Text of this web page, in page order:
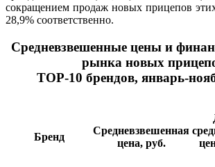
сокращением продаж новых прицепов
28,9% соответственно.
Средневзвешенные цены и
рынка новых
ТОР-10 брендов, январь-
Бренд
Средневзвешенная
цена, руб.